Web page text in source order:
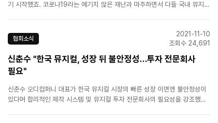
기 시작했죠. 코로나19라는 예기치 않은 재난과 마주하면서 다들 국내 뮤지컬
프에게 보상하는 시스템을 갖추는 방안을 추진할 계획이다.[출처] 국..
협회소식
2021-11-10
조회수 24,691
신춘수 "한국 뮤지컬, 성장 뒤 불안정성…투자 전문회사
필요"
신춘수 오디컴퍼니 대표가 한국 뮤지컬 시장의 빠른 성장 이면엔 불안정성이
있다며 합리적인 제작 시스템 및 뮤지컬 투자 전문회사의 필요성을 강조했다.